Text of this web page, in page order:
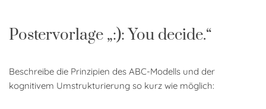
Postervorlage „:): You decide.“
Beschreibe die Prinzipien des ABC-Modells und der
kognitivem Umstrukturierung so kurz wie möglich: